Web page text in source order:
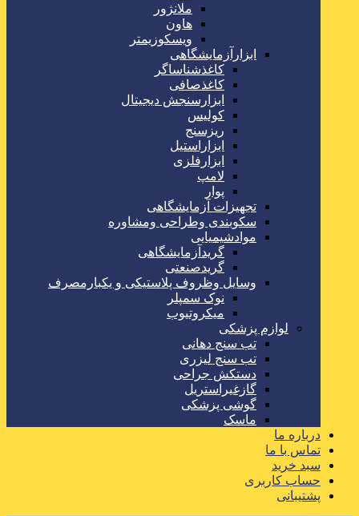
ملانژور
هاون
ویسکوزیمتر
ابزارآزمایشگاهی
کاغذشناساگر
کاغذصافی
ابزارسنجش دیجیتال
کولیس
ریزسنج
ابزاراستیل
ابزارفلزی
لامپ
پوار
تجهیزات آزمایشگاهی
سکوبندی وطراحی ومشاوره
موادشیمیایی
گریدآزمایشگاهی
گریدصنعتی
وسایل وظروف پلاستیکی و یکبارمصرف
نوک سمپلر
میکروتیوب
لوازم پزشکی
تب سنج دهانی
تب سنج لیزری
دستکش جراحی
گازغیراستریل
گوشی پزشکی
ماسک
درباره ما
تماس با ما
سبد خرید
حساب کاربری
پشتیبانی